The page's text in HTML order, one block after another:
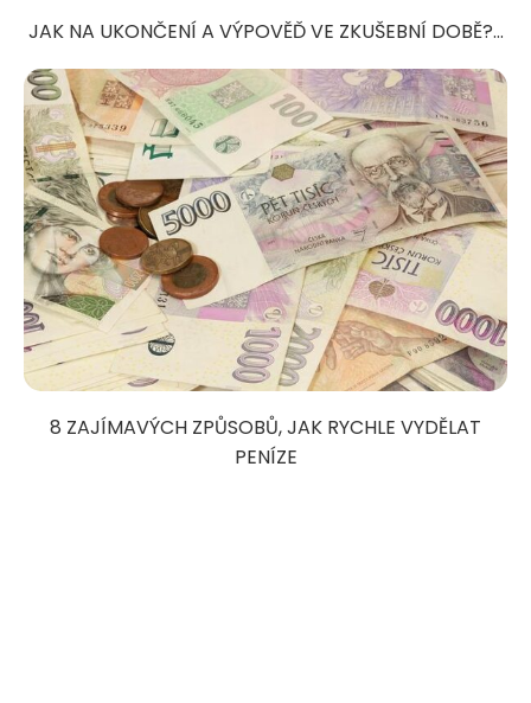
JAK NA UKONČENÍ A VÝPOVĚĎ VE ZKUŠEBNÍ DOBĚ?...
8 ZAJÍMAVÝCH ZPŮSOBŮ, JAK RYCHLE VYDĚLAT
PENÍZE